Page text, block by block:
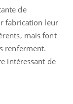
de
fabrication leur
mais font
renferment.
intéressant de